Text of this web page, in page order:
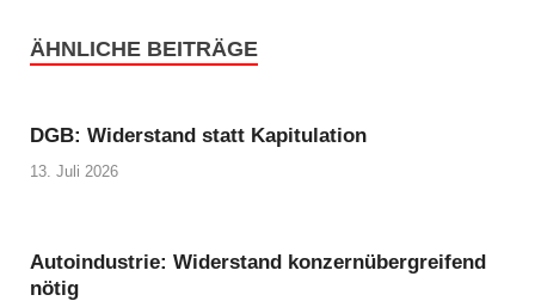
ÄHNLICHE BEITRÄGE
DGB: Widerstand statt Kapitulation
13. Juli 2026
Autoindustrie: Widerstand konzernübergreifend
nötig